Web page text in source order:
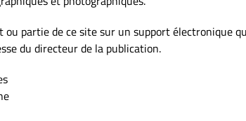
ou partie de ce site sur un support électronique
du directeur de la publication.